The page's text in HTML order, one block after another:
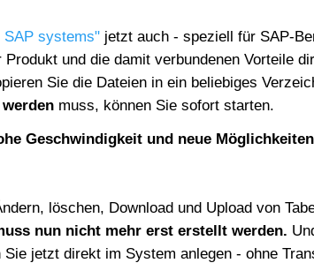
systems"jetzt auch - speziell für SAP-
und die damit verbundenen Vorteile
Sie die Dateien in ein beliebiges
muss, können Sie sofort starten.
Geschwindigkeit und neue
löschen, Download und Upload von
nun nicht mehr erst erstellt werden.
jetzt direkt im System anlegen - ohne